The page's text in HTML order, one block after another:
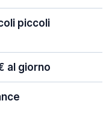
piccoli
al giorno